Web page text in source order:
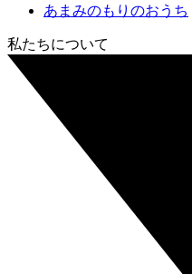
あまみのもりのおうち
私たちについて